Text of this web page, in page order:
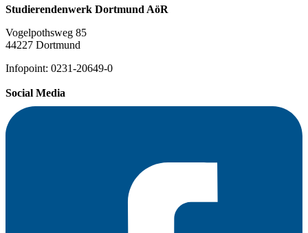
Studierendenwerk Dortmund AöR
Vogelpothsweg 85
44227 Dortmund
Infopoint: 0231-20649-0
Social Media